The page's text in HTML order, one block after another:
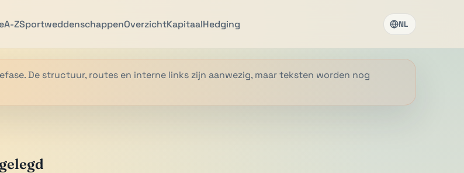
A-ZSportweddenschappenOverzichtKapitaalHedging NL
De structuur, routes en interne links zijn aanwezig, maar teksten worden nog